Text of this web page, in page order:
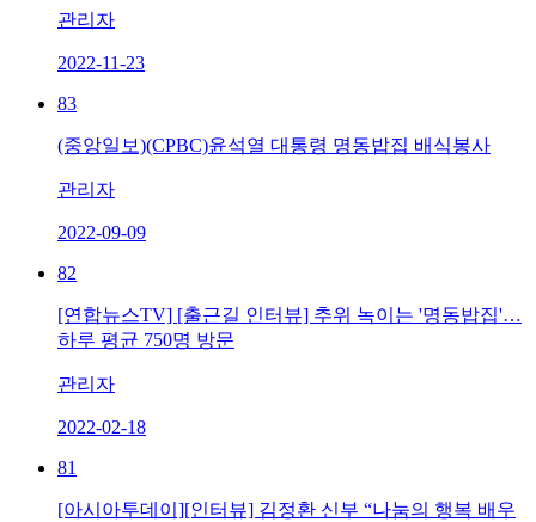
관리자
2022-11-23
83
(중앙일보)(CPBC)윤석열 대통령 명동밥집 배식봉사
관리자
2022-09-09
82
[연합뉴스TV] [출근길 인터뷰] 추위 녹이는 '명동밥집'…
하루 평균 750명 방문
관리자
2022-02-18
81
[아시아투데이][인터뷰] 김정환 신부 “나눔의 행복 배우